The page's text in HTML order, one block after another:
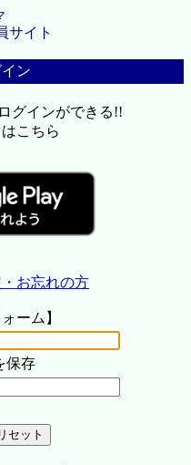
サイト
ン
グインができる!!
こちら
お忘れの方
ーム】
保存